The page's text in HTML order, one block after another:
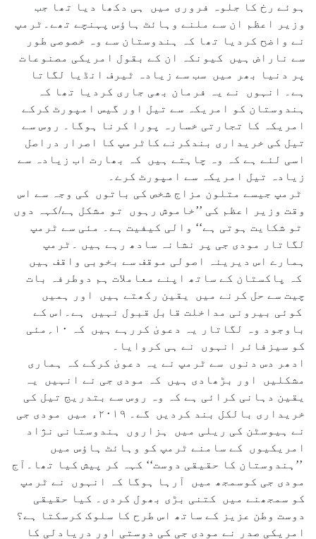
ہوئے رخ کا جلوہ فروری میں ہی دکھا دیا تھا جب
وزیر اعظم ان سے ملنے وہائٹ ہاؤس پہنچے تھے۔ٹرمپ
نے واضح کردیا تھا کہ ہندوستان سے وہ خصوصی طور
سے ناراض ہیں کیونکہ ان کے بقول امریکی مصنوعات
پر دنیا بھر میں سب سے زیادہ ٹیرف انڈیا لگاتا
ہے۔ انہوں نے یہ فرمان بھی جاری کردیا تھا کہ
ہندوستان کو امریکہ سے تیل اور گیس امپورٹ کرکے
امریکہ کا تجارتی خسارہ پورا کرنا ہوگا۔ روس سے
تیل کی خریداری بندکرنے کاٹرمپ کا اصرار دراصل
اسی لئے ہے کہ وہ چاہتے ہیں کہ بھارت اب زیادہ سے
زیادہ تیل امریکہ سے امپورٹ کرے۔
ٹرمپ جیسے متلون مزاج شخص کی باتوں کی وجہ سے اس
وقت وزیر اعظم کی ’’خاموش رہوں تو مشکل ہے/کہہ دوں
تو شکایت ہوتی ہے‘‘ والی کیفیت ہے۔ مئی سے ٹرمپ
لگاتار مودی جی پر نشانہ سادھ رہے ہیں ۔ٹرمپ
ہمارے اس دیرینہ اصولی موقف سے بخوبی واقف ہیں
کہ پاکستان کے ساتھ اپنے معاملات ہم دوطرفہ بات
چیت سے حل کرنے میں یقین رکھتے ہیں اور ہمیں
کوئی بیرونی مداخلت قابل قبول نہیں ہے۔اس کے
باوجود وہ لگاتار یہ دعویٰ کررہے ہیں کہ ۱۰؍مئی
کو سیزفائر انہوں نے ہی کروایا۔
ادھر دس دنوں سے ٹرمپ نے یہ دعویٰ کرکے کہ ہماری
مشکلیں اور بڑھادی ہیں کہ مودی جی نے انہیں یہ
یقین دہانی کرائی ہے کہ وہ روس سے بتدریج تیل کی
خریداری بالکل بند کردیں گے۔ ۲۰۱۹ء میں مودی جی
نے ہیوسٹن کی ریلی میں ہزاروں ہندوستانی نژاد
امریکیوں کے سامنے ٹرمپ کو وہائٹ ہاؤس میں
’’ہندوستان کا حقیقی دوست‘‘ کہہ کر پیش کیا تھا۔آج
مودی جی کوسمجھ میں آرہا ہوگا کہ انہوں نے ٹرمپ
کو سمجھنے میں کتنی بڑی بھول کردی۔ کیا حقیقی
دوست وطن عزیز کے ساتھ اس طرح کا سلوک کرسکتا ہے؟
امریکی صدر نے مودی جی کی دوستی اور دریادلی کا